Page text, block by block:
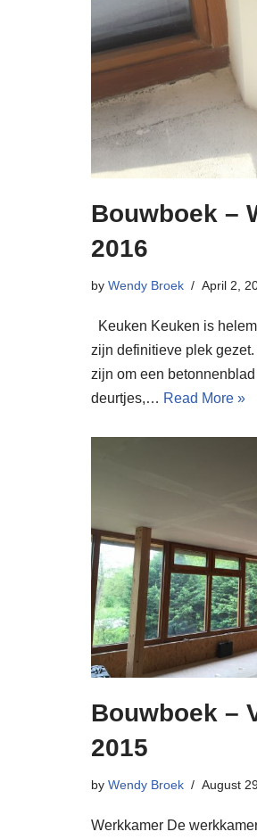
Bouwboek –
2016
by Wendy Broek April 2,
Keuken Keuken is
zijn definitieve plek
zijn om een
deurtjes,… Read More »
Bouwboek –
2015
by Wendy Broek August
Werkkamer De